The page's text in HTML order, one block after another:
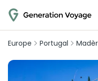
Europe Portugal